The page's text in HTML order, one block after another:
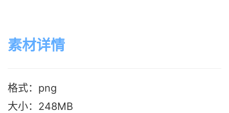
素材详情
格式：png
大小：248MB